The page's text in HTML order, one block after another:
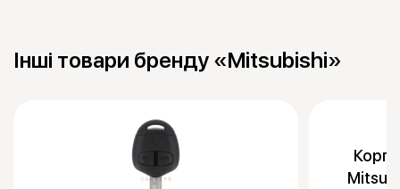
Інші товари бренду «Mitsubishi»